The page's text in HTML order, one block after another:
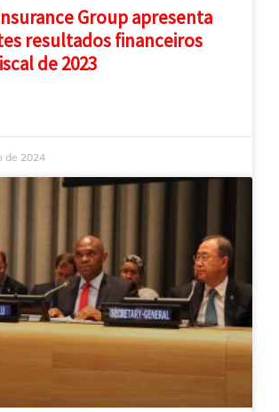
Group apresenta
resultados financeiros
de 2023
de 2024